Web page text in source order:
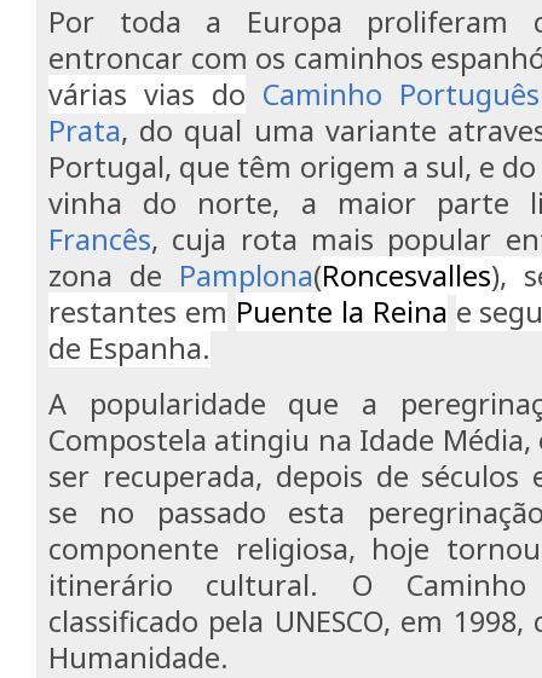
Por toda a Europa proliferam
entroncar com os caminhos
várias vias do Caminho Português
Prata, do qual uma variante
Portugal, que têm origem a sul, e
vinha do norte, a maior parte
Francês, cuja rota mais popular
zona de Pamplona(Roncesvalles),
restantes em Puente la Reina e
de Espanha.
A popularidade que a
Compostela atingiu na Idade
ser recuperada, depois de séculos
se no passado esta
componente religiosa, hoje
itinerário cultural. O
classificado pela UNESCO, em
Humanidade.